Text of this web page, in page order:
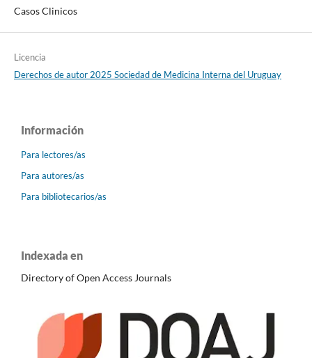
Casos Clinicos
Licencia
Derechos de autor 2025 Sociedad de Medicina Interna del Uruguay
Información
Para lectores/as
Para autores/as
Para bibliotecarios/as
Indexada en
Directory of Open Access Journals